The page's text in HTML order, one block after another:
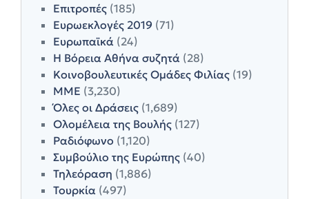
Επιτροπές (185)
Ευρωεκλογές 2019 (71)
Ευρωπαϊκά (24)
Η Βόρεια Αθήνα συζητά (28)
Κοινοβουλευτικές Ομάδες Φιλίας (19)
ΜΜΕ (3,230)
Όλες οι Δράσεις (1,689)
Ολομέλεια της Βουλής (127)
Ραδιόφωνο (1,120)
Συμβούλιο της Ευρώπης (40)
Τηλεόραση (1,886)
Τουρκία (497)